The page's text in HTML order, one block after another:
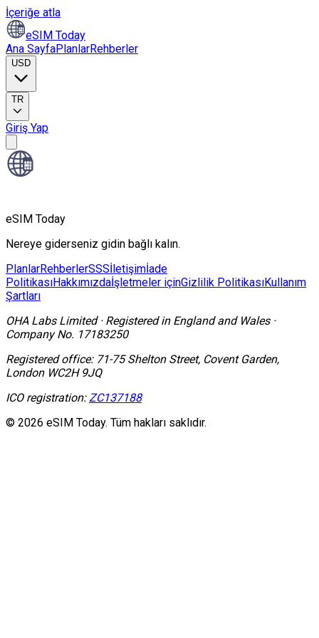
İçeriğe atla
eSIM Today
Ana SayfaPlanlarRehberler
USD
TR
Giriş Yap
eSIM Today
Nereye giderseniz gidin bağlı kalın.
PlanlarRehberlerSSSİletişimİade
PolitikasıHakkımızdaİşletmeler içinGizlilik PolitikasıKullanım
Şartları
OHA Labs Limited· Registered in England and Wales·
Company No. 17183250
Registered office: 71-75 Shelton Street, Covent Garden,
London WC2H 9JQ
ICO registration: ZC137188
© 2026 eSIM Today. Tüm hakları saklıdır.